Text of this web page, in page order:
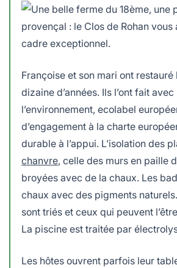
Françoise et son mari ont
dizaine d’années. Ils l’ont fait
l’environnement, ecolabel
d’engagement à la charte
durable à l’appui. L’isolation des
chanvre, celle des murs en paille
broyées avec de la chaux. Les
chaux avec des pigments
sont triés et ceux qui peuvent
La piscine est traitée par
Les hôtes ouvrent parfois leur